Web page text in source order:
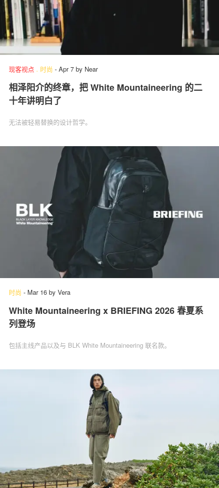
现客视点 . 时尚 - Apr 7 by Near
相泽阳介的终章，把 White Mountaineering 的二
十年讲明白了
无法被轻易替换的设计哲学。
时尚 - Mar 16 by Vera
White Mountaineering x BRIEFING 2026 春夏系
列登场
包括主线产品以及与 BLK White Mountaineering 联名款。